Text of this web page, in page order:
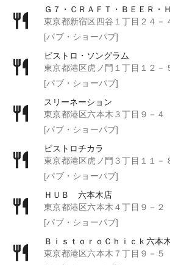
Ｇ７・ＣＲＡＦＴ・ＢＥＥＲ・
東京都新宿区四谷１丁目２４－
[パブ・ショーパブ]
ビストロ・ソングラム
東京都港区虎ノ門１丁目１２－
[パブ・ショーパブ]
スリーネーション
東京都港区六本木３丁目９－４
[パブ・ショーパブ]
ビストロチカラ
東京都港区虎ノ門３丁目１１－
[パブ・ショーパブ]
ＨＵＢ 六本木店
東京都港区六本木４丁目９－２
[パブ・ショーパブ]
ＢｉｓｔｏｒｏＣｈｉｃｋ六本
東京都港区六本木７丁目９－５